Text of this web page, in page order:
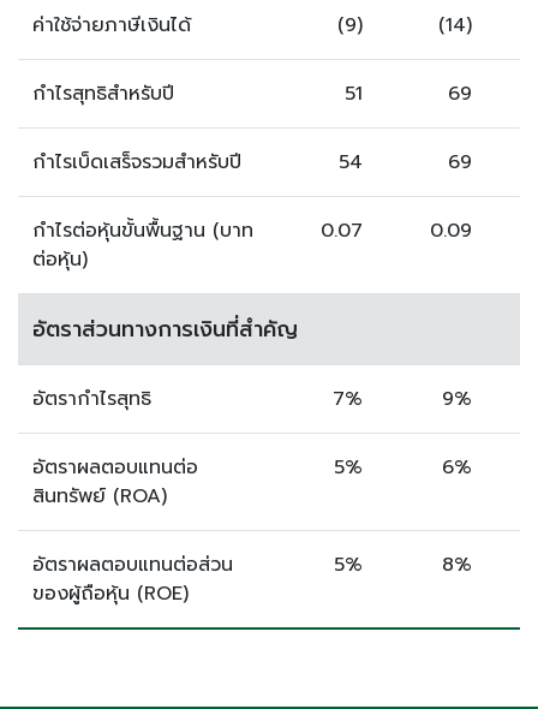
ค่าใช้จ่ายภาษีเงินได้ (9) (14)
กำไรสุทธิสำหรับปี 51 69
กำไรเบ็ดเสร็จรวมสำหรับปี 54 69
กำไรต่อหุ้นขั้นพื้นฐาน (บาท
ต่อหุ้น)
0.07 0.09
อัตราส่วนทางการเงินที่สำคัญ
อัตรากำไรสุทธิ 7% 9%
อัตราผลตอบแทนต่อ
สินทรัพย์ (ROA)
5% 6%
อัตราผลตอบแทนต่อส่วน
ของผู้ถือหุ้น (ROE)
5% 8%